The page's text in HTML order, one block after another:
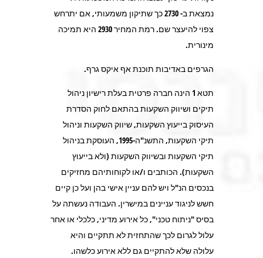
נמצאת ב- 2730 כך שתיקון משמעותי, אם יתרחש
צפוי להיעצר שם. רמת המחיר 2930 היא תמיכה
מינורית.
הגרפים באדיבות תוכנת אף איקס גרף.
תטא 1 הינה חברה פרטית בעלת רישיון ניהול
תיקים ושיווק השקעות בהתאם לחוק הסדרת
העיסוק בייעוץ השקעות, שיווק השקעות וניהול
תיקי השקעות, התשנ"ה-1995, העוסקת בניהול
תיקי השקעות ובשיווק השקעות (ולא בייעוץ
השקעות). הכותבים ו/או לקוחותיהם מחזיקים
בנכסים הנ"ל ויש להם עניין אישי בהן ועל כן קיים
חשש לניגוד עניינים במישרין. העבודה נעשתה על
בסיס "ניתוח טכני", כל אירוע מדיני, כלכלי או אחר
עלול לגרום לכך שהתחזית לא תתקיים והיא
עלולה שלא להתקיים גם ללא אירוע כלשהו.